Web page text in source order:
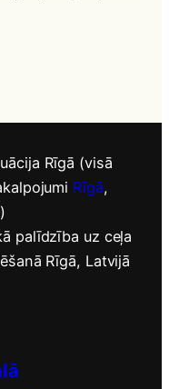
Rīgā (visā
Rīgā,
palīdzība uz ceļa
Rīgā, Latvijā